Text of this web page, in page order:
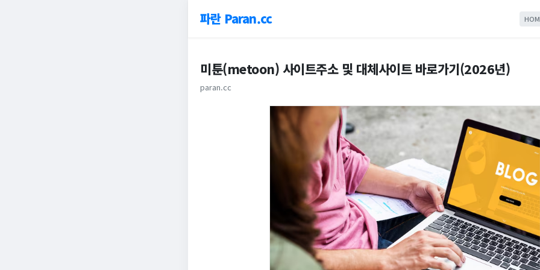
파란 Paran.cc
미툰(metoon) 사이트주소 및 대체사이트 바로가기(2026년)
paran.cc